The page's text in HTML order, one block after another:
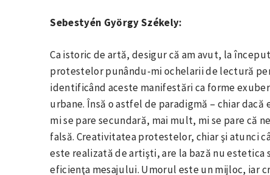
8
MARTIE
Sebestyén György Székely:
Ca istoric de artă, desigur că am avut, la
protestelor punându-mi ochelarii de lectură
identificând aceste manifestări ca forme
urbane. Însă o astfel de paradigmă – chiar
mi se pare secundară, mai mult, mi se pare că
falsă. Creativitatea protestelor, chiar şi atunci
este realizată de artişti, are la bază nu estetica
eficienţa mesajului. Umorul este un mijloc, iar